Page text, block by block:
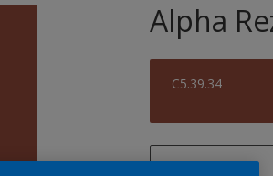
Alpha
C5.39.34
1 L